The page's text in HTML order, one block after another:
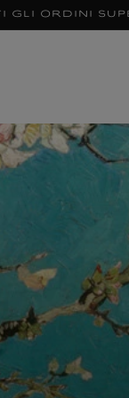
gli ordini